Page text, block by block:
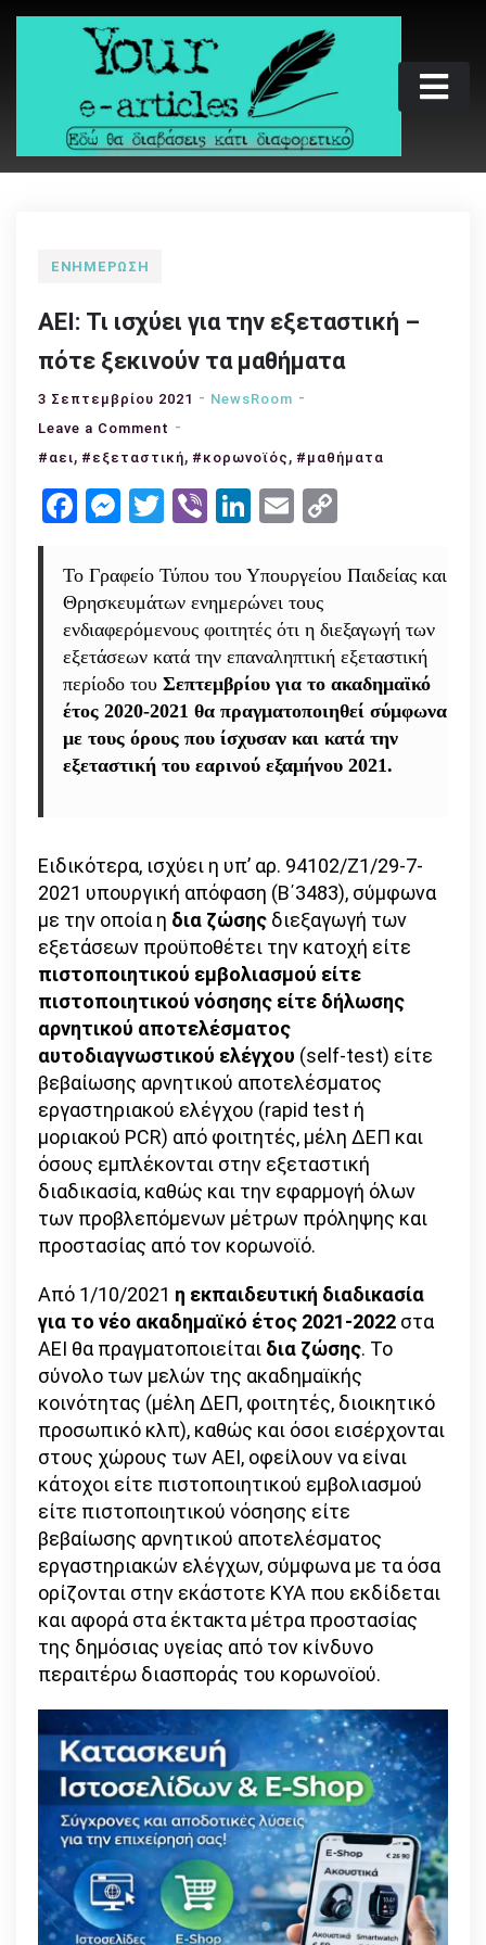
Skip
Your e-articles
Εδώ θα διαβάσεις κάτι διαφορετικό
ΕΝΗΜΈΡΩΣΗ
ΑΕΙ: Τι ισχύει για την εξεταστική –
πότε ξεκινούν τα μαθήματα
3 Σεπτεμβρίου 2021
NewsRoom
Leave a Comment on
ΑΕΙ:
ισχύει
πότε
ξεκινούν
μαθήματα
#αει, #εξεταστική, #κορωνοϊός , #μαθήματα
Facebook
Messenger
Twitter
ViberLinkedIn
Email
Το Γραφείο Τύπου του Υπουργείου Παιδείας και
Θρησκευμάτων ενημερώνει τους
ενδιαφερόμενους φοιτητές ότι η διεξαγωγή των
εξετάσεων κατά την επαναληπτική εξεταστική
περίοδο του Σεπτεμβρίου για το ακαδημαϊκό
έτος 2020-2021 θα πραγματοποιηθεί σύμφωνα
με τους όρους που ίσχυσαν και κατά την
εξεταστική του εαρινού εξαμήνου 2021.
Ειδικότερα, ισχύει η υπ’ αρ. 94102/Ζ1/29-7-
2021 υπουργική απόφαση (Β΄3483), σύμφωνα
με την οποία η δια ζώσης διεξαγωγή των
εξετάσεων προϋποθέτει την κατοχή είτε
πιστοποιητικού εμβολιασμού είτε
πιστοποιητικού νόσησης είτε δήλωσης
αρνητικού αποτελέσματος
αυτοδιαγνωστικού ελέγχου (self-test) είτε
βεβαίωσης αρνητικού αποτελέσματος
εργαστηριακού ελέγχου (rapid test ή
μοριακού PCR) από φοιτητές, μέλη ΔΕΠ και
όσους εμπλέκονται στην εξεταστική
διαδικασία, καθώς και την εφαρμογή όλων
των προβλεπόμενων μέτρων πρόληψης και
προστασίας από τον κορωνοϊό.
Από 1/10/2021 η εκπαιδευτική διαδικασία
για το νέο ακαδημαϊκό έτος 2021-2022 στα
ΑΕΙ θα πραγματοποιείται δια ζώσης. Το
σύνολο των μελών της ακαδημαϊκής
κοινότητας (μέλη ΔΕΠ, φοιτητές, διοικητικό
προσωπικό κλπ), καθώς και όσοι εισέρχονται
στους χώρους των ΑΕΙ, οφείλουν να είναι
κάτοχοι είτε πιστοποιητικού εμβολιασμού
είτε πιστοποιητικού νόσησης είτε
βεβαίωσης αρνητικού αποτελέσματος
εργαστηριακών ελέγχων, σύμφωνα με τα όσα
ορίζονται στην εκάστοτε ΚΥΑ που εκδίδεται
και αφορά στα έκτακτα μέτρα προστασίας
της δημόσιας υγείας από τον κίνδυνο
περαιτέρω διασποράς του κορωνοϊού.